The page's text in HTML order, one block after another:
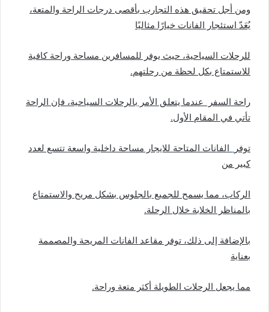
ومن أجل تحقيق هذه التجارب بأقصى درجات الراحة والمتعة،
يُعَدّ استئجار الفانات خيارًا مثاليًا
للرحلات السياحية، حيث يوفر للمسافرين مساحة وراحة كافية
للاستمتاع بكل لحظة من رحلتهم.
راحة السفر عندما يتعلق الأمر بالرحلات السياحية، فإن الراحة
تأتي في المقام الأول.
توفر
الفانات المتاحة للايجار مساحة داخلية واسعة تتسع لعدد
كبير من
الركاب، مما يسمح للجميع بالجلوس بشكل مريح والاستمتاع
بالمناظر الخلابة خلال الرحلة.
بالإضافة إلى ذلك، توفر مقاعد الفانات المريحة والمصممة
بعناية
مما يجعل الرحلات الطويلة أكثر متعة وراحة.